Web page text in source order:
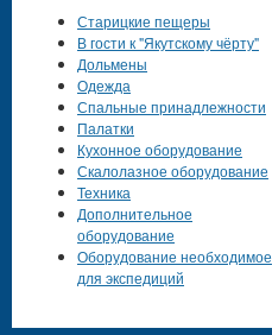
Старицкие пещеры
В гости к "Якутскому чёрту"
Дольмены
Одежда
Спальные принадлежности
Палатки
Кухонное оборудование
Скалолазное оборудование
Техника
Дополнительное
оборудование
Оборудование необходимое
для экспедиций